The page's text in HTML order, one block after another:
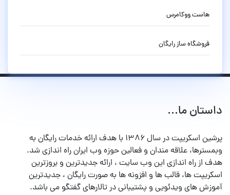
هاست ووکامرس
فروشگاه ساز رایگان
داستان ما...
پرشین اسکریپت در سال ۱۳۸۶ با هدف ارائه خدمات رایگان به
وبمسترها، علاقه مندان و فعالین حوزه وب ایران راه اندازی شد.
هدف از راه اندازی این وب سایت ، ارائه جدیدترین و بروزترین
اسکریپت ها، قالب ها و افزونه ها به صورت رایگان ، جدیدترین
آموزش های ویدئویی و پشتیبانی در تالارهای گفتگو می باشد.